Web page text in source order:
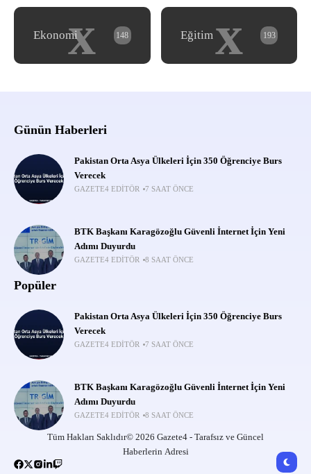
x
Ekonomi 148 x
Eğitim 193
Günün Haberleri
Pakistan Orta Asya Ülkeleri İçin 350 Öğrenciye Burs
Verecek
GAZETE4 EDITÖR 7 SAAT ÖNCE
BTK Başkanı Karagözoğlu Güvenli İnternet İçin Yeni
Adımı Duyurdu
GAZETE4 EDITÖR 8 SAAT ÖNCE
Popüler
Pakistan Orta Asya Ülkeleri İçin 350 Öğrenciye Burs
Verecek
GAZETE4 EDITÖR 7 SAAT ÖNCE
BTK Başkanı Karagözoğlu Güvenli İnternet İçin Yeni
Adımı Duyurdu
GAZETE4 EDITÖR 8 SAAT ÖNCE
Tüm Hakları Saklıdır© 2026 Gazete4 - Tarafsız ve Güncel
Haberlerin Adresi